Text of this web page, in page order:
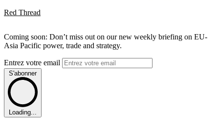
Red Thread
Coming soon: Don’t miss out on our new weekly briefing on EU-
Asia Pacific power, trade and strategy.
Entrez votre email
S'abonner
Loading...